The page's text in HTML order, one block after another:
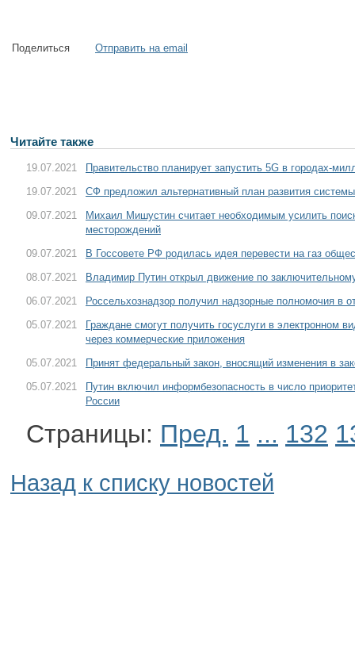
Поделиться Отправить на email
Читайте также
19.07.2021
Правительство планирует запустить 5G в городах-
19.07.2021
СФ предложил альтернативный план развития
09.07.2021
Михаил Мишустин считает необходимым усилить
месторождений
09.07.2021
В Госсовете РФ родилась идея перевести на газ
08.07.2021
Владимир Путин открыл движение по
06.07.2021
Россельхознадзор получил надзорные полномочия в
05.07.2021
Граждане смогут получить госуслуги в электронном
через коммерческие приложения
05.07.2021
Принят федеральный закон, вносящий изменения в
05.07.2021
Путин включил информбезопасность в число
России
Страницы: Пред. 1 ... 132
Назад к списку новостей